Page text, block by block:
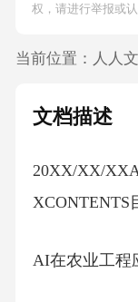
权，请进行举报或
当前位置： 人人
文档描述
20XX/XX/
XCONTENTS
AI在农业工程